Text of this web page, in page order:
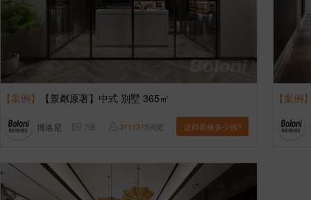
【案例】 【景粼原著】中式 别墅 365㎡
博洛尼 7张 3111315浏览 这样装修多少钱?
【案例